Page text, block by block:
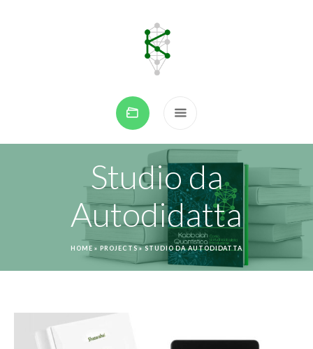
Studio da
Autodidatta
HOME »PROJECTS »STUDIO DA AUTODIDATTA